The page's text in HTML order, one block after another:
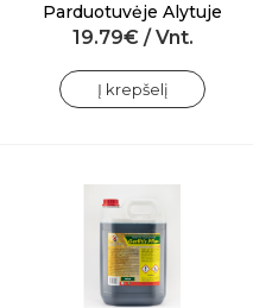
Parduotuvėje Alytuje
19.79€ / Vnt.
Į krepšelį